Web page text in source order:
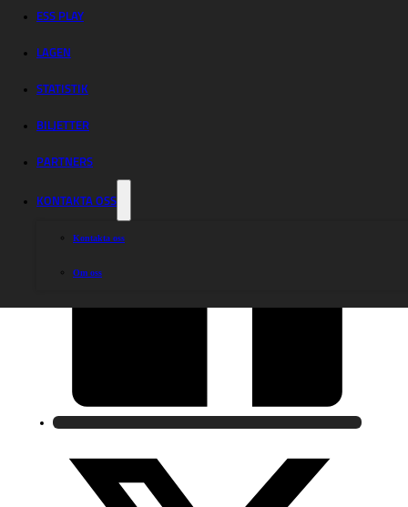
ESS PLAY
LAGEN
STATISTIK
BILJETTER
PARTNERS
KONTAKTA OSS
Kontakta oss
Om oss
Dela nyheten: